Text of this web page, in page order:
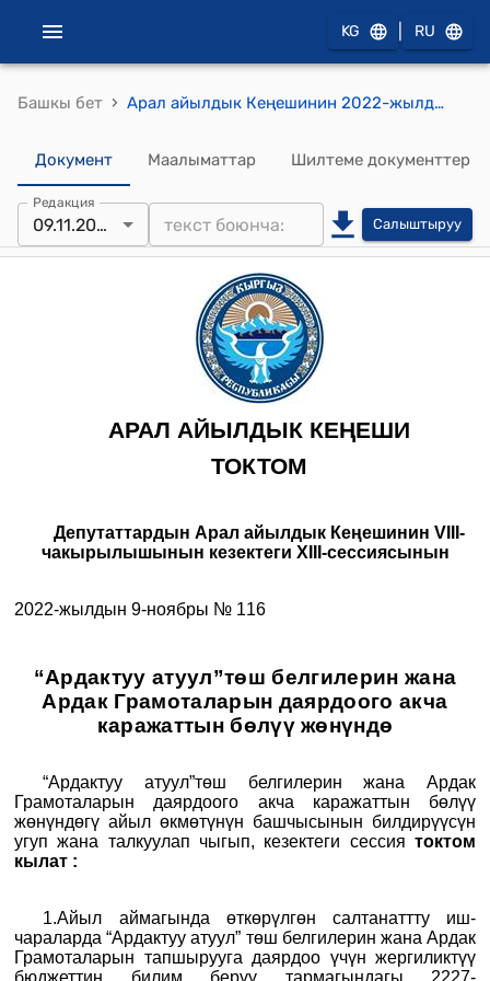
KG RU
Башкы бет › Арал айылдык Кеңешинин 2022-жылдын 9-ноябрындагы № 116 “Ардактуу атуул”төш белгилерин жана Ардак Грамоталарын даярдоого акча каражаттын бөлүү жөнүндө токтому
Документ Маалыматтар Шилтеме документтер
Редакция
09.11.2022 Салыштыруу